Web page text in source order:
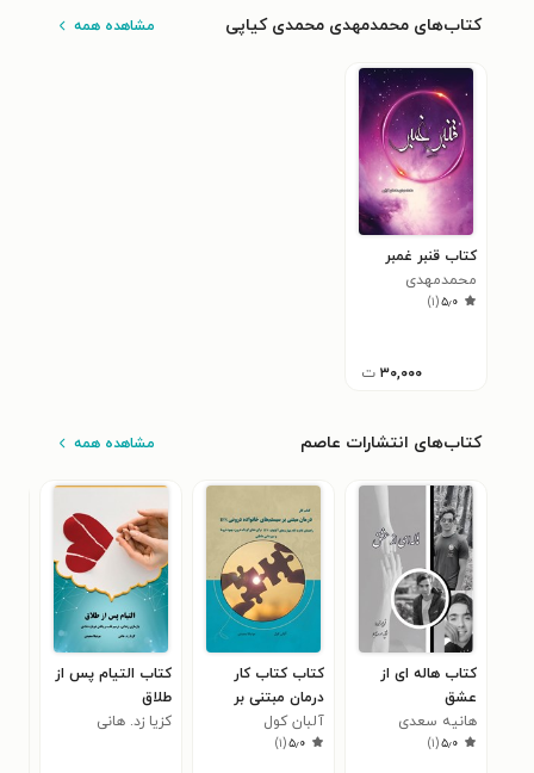
کتاب‌های محمدمهدی محمدی کیاپی مشاهده همه
کتاب قنبر غمبر
محمدمهدی
محمدی کیاپی
۵٫۰(۱)
۳۰,۰۰۰ ت
کتاب‌های انتشارات عاصم مشاهده همه
کتاب هاله ای از
عشق
هانیه سعدی
۵٫۰(۱)
کتاب کتاب کار
درمان مبتنی بر
سیستم های
خانواده درونی (IFS)
آلبان کول
۵٫۰(۱)
کتاب التیام پس از
طلاق
کزیا زد. هانی